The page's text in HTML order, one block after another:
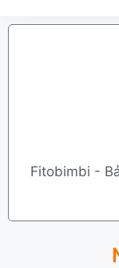
Fitobimbi -